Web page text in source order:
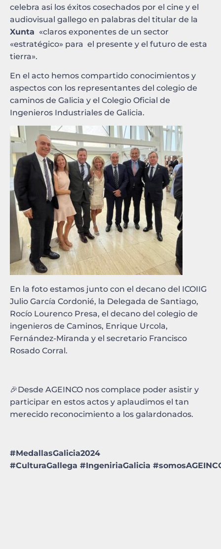
celebra asi los éxitos cosechados por el cine y el
audiovisual gallego en palabras del titular de la
Xunta «claros exponentes de un sector
«estratégico» para el presente y el futuro de esta
tierra».
En el acto hemos compartido conocimientos y
aspectos con los representantes del colegio de
caminos de Galicia y el Colegio Oficial de
Ingenieros Industriales de Galicia.
En la foto estamos junto con el decano del ICOIIG
Julio García Cordonié, la Delegada de Santiago,
Rocío Lourenco Presa, el decano del colegio de
ingenieros de Caminos, Enrique Urcola,
Fernández-Miranda y el secretario Francisco
Rosado Corral.
🎉Desde AGEINCO nos complace poder asistir y
participar en estos actos y aplaudimos el tan
merecido reconocimiento a los galardonados.
#MedallasGalicia2024
#CulturaGallega #IngeniriaGalicia #